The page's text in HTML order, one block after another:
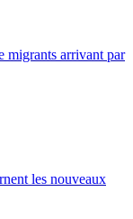
migrants arrivant par
les nouveaux